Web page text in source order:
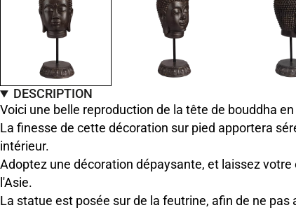
DESCRIPTION
Voici une belle reproduction de la tête de bouddha
La finesse de cette décoration sur pied apportera
intérieur.
Adoptez une décoration dépaysante, et laissez
l'Asie.
La statue est posée sur de la feutrine, afin de ne pas